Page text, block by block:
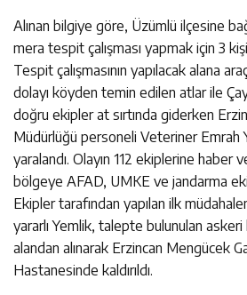
Alınan bilgiye göre, Üzümlü ilçesine
mera tespit çalışması yapmak için 3
Tespit çalışmasının yapılacak alana
dolayı köyden temin edilen atlar ile
doğru ekipler at sırtında giderken
Müdürlüğü personeli Veteriner Emrah
yaralandı. Olayın 112 ekiplerine haber
bölgeye AFAD, UMKE ve jandarma
Ekipler tarafından yapılan ilk
yararlı Yemlik, talepte bulunulan
alandan alınarak Erzincan Mengücek
Hastanesinde kaldırıldı.